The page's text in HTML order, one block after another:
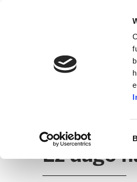
GENERO
Ez dago